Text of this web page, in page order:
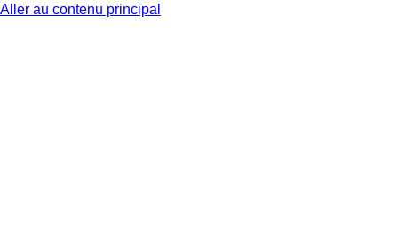
Aller au contenu principal